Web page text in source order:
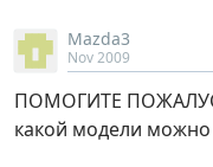
Mazda3
Nov 2009
ПОМОГИТЕ
какой модели можно